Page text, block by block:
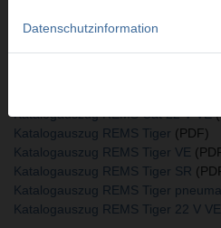
Katalogauszüge
Katalogauszug REMS Sägeblätter
Katalogauszug REMS Cat 22 V VE
Katalogauszug REMS Tiger (PDF)
Katalogauszug REMS Tiger VE
Katalogauszug REMS Tiger SR
Katalogauszug REMS Tiger
Katalogauszug REMS Tiger 22 V VE
Datenschutzinformation